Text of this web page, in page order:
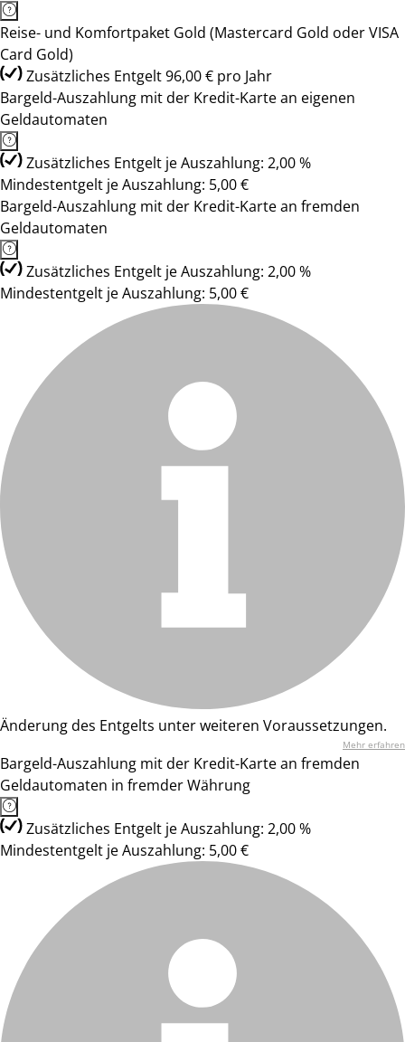
Reise- und Komfortpaket Gold (Mastercard Gold oder VISA
Card Gold)
Zusätzliches Entgelt 96,00 € pro Jahr
Bargeld-Auszahlung mit der Kredit-Karte an eigenen
Geldautomaten
Zusätzliches Entgelt je Auszahlung: 2,00 %
Mindestentgelt je Auszahlung: 5,00 €
Bargeld-Auszahlung mit der Kredit-Karte an fremden
Geldautomaten
Zusätzliches Entgelt je Auszahlung: 2,00 %
Mindestentgelt je Auszahlung: 5,00 €
Änderung des Entgelts unter weiteren Voraussetzungen.
Mehr erfahren
Bargeld-Auszahlung mit der Kredit-Karte an fremden
Geldautomaten in fremder Währung
Zusätzliches Entgelt je Auszahlung: 2,00 %
Mindestentgelt je Auszahlung: 5,00 €